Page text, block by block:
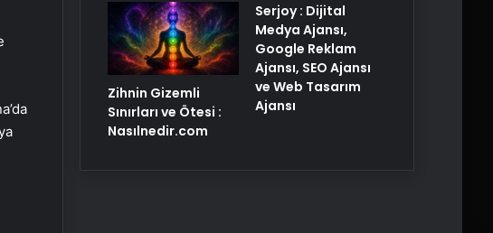
Zihnin Gizemli
Sınırları ve Ötesi :
Nasılnedir.com
Serjoy : Dijital
Medya Ajansı,
Google Reklam
Ajansı, SEO Ajansı
ve Web Tasarım
Ajansı